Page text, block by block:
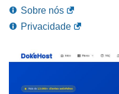
Sobre nós
Privacidade